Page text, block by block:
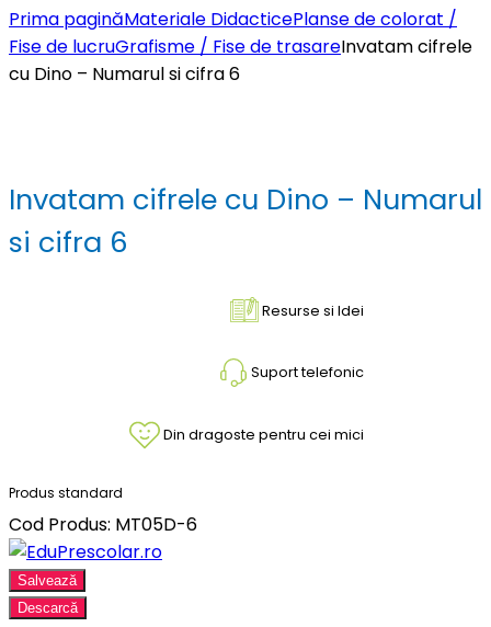
Prima paginăMateriale DidacticePlanse de colorat /
Fise de lucruGrafisme / Fise de trasareInvatam cifrele
cu Dino – Numarul si cifra 6
Invatam cifrele cu Dino – Numarul
si cifra 6
Resurse si Idei
Suport telefonic
Din dragoste pentru cei mici
Produs standard
Cod Produs: MT05D-6
Salvează
Descarcă